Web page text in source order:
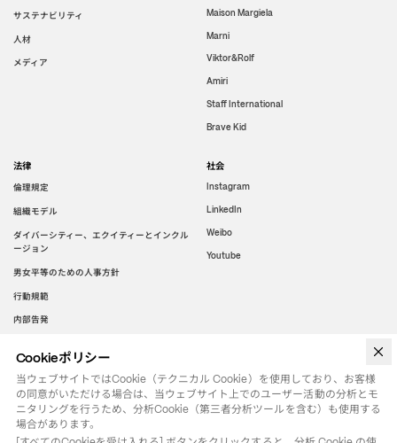
サステナビリティ
人材
メディア
Maison Margiela
Marni
Viktor&Rolf
Amiri
Staff International
Brave Kid
法律
倫理規定
組織モデル
ダイバーシティー、エクイティーとインクル
ージョン
男女平等のための人事方針
行動規範
内部告発
社会
Instagram
LinkedIn
Weibo
Youtube
WeChat
Cookieポリシー
当ウェブサイトではCookie（テクニカル Cookie）を使用しており、お客様
の同意がいただける場合は、当ウェブサイト上でのユーザー活動の分析とモ
ニタリングを行うため、分析Cookie（第三者分析ツールを含む）も使用する
場合があります。